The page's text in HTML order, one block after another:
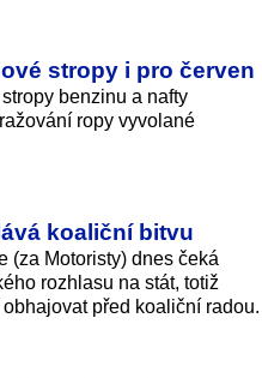
stropy i pro červen
benzinu a nafty
ropy vyvolané
koaliční bitvu
(za Motoristy) dnes čeká
rozhlasu na stát, totiž
před koaliční radou.